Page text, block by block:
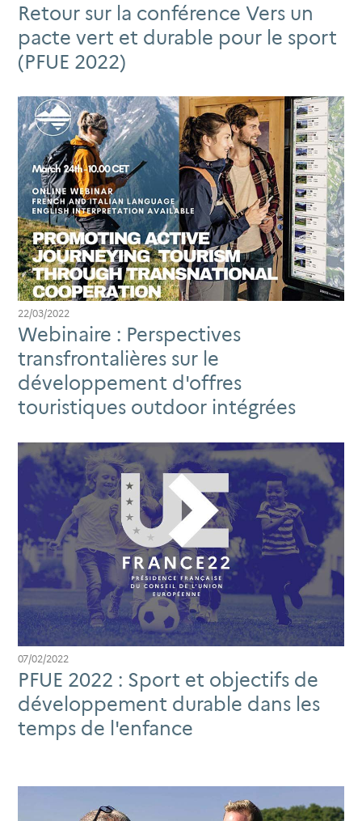
Retour sur la conférence Vers un
pacte vert et durable pour le sport
(PFUE 2022)
22/03/2022
Webinaire : Perspectives
transfrontalières sur le
développement d'offres
touristiques outdoor intégrées
07/02/2022
PFUE 2022 : Sport et objectifs de
développement durable dans les
temps de l'enfance